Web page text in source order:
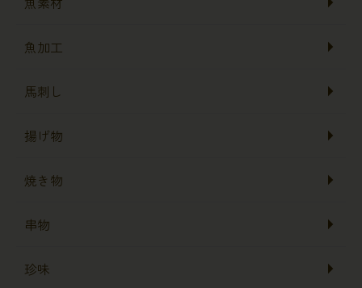
魚加工
馬刺し
揚げ物
焼き物
串物
珍味